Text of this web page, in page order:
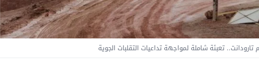
تارودانت.. تعبئة شاملة لمواجهة تداعيات التقلبات الجوية